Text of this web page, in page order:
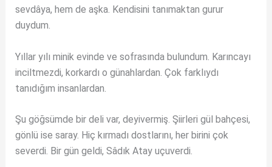
sevdâya, hem de aşka. Kendisini tanımaktan gurur
duydum.
Yıllar yılı minik evinde ve sofrasında bulundum. Karıncayı
inciltmezdi, korkardı o günahlardan. Çok farklıydı
tanıdığım insanlardan.
Şu göğsümde bir deli var, deyivermiş. Şiirleri gül bahçesi,
gönlü ise saray. Hiç kırmadı dostlarını, her birini çok
severdi. Bir gün geldi, Sâdık Atay uçuverdi.